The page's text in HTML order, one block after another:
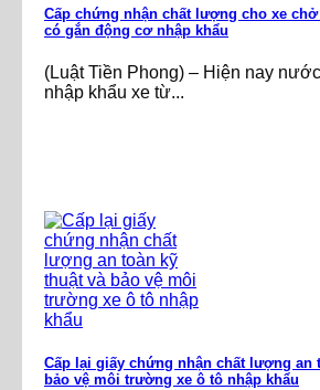
Cấp chứng nhận chất lượng cho xe
có gắn động cơ nhập khẩu
(Luật Tiền Phong) – Hiện nay
nhập khẩu xe từ...
Cấp lại giấy chứng nhận chất lượng an
bảo vệ môi trường xe ô tô nhập khẩu